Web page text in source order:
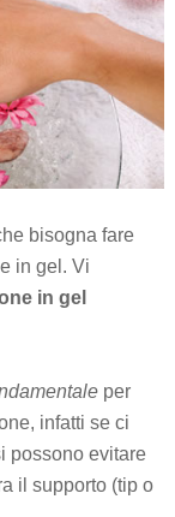
bisogna fare
in gel. Vi
in gel
per
infatti se ci
possono evitare
il supporto (tip o